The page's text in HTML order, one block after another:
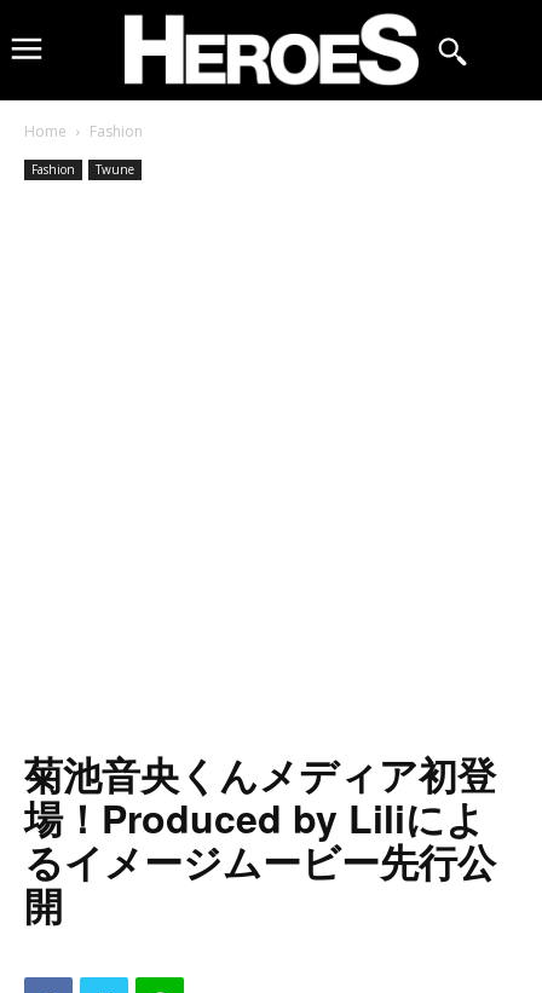
Home Fashion
Fashion Twune
菊池音央くんメディア初登
場！Produced by Liliによ
るイメージムービー先行公
開